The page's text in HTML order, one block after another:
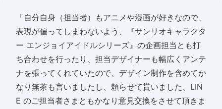
「自分自身（担当者）もアニメや漫画が好きなので、
表現が偏ってしまわないよう、『サンリオキャラクタ
ー エンジョイアイドルシリーズ』の企画担当とも打
ち合わせを行ったり、担当デザイナーも幅広くアンテ
ナを張ってくれていたので、デザイン制作を含めてか
なり無茶も言いましたし、頼らせて貰いました、LIN
E のご担当者さまともかなり意見交換をさせて頂きま